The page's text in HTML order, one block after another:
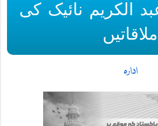
الکریم نائیک کی
ملاقاتیں
ادارہ